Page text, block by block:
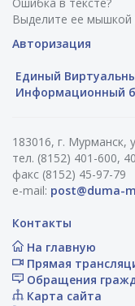
Выделите ее мышкой
Авторизация
Единый
Информационный
183016, г. Мурманск,
тел. (8152) 401-600,
факс (8152) 45-97-79
e-mail: post@duma-
Контакты
На главную
Прямая
Обращения
Карта сайта